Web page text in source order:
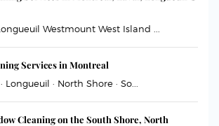
Westmount West Island ...
Services in Montreal
Longueuil · North Shore · So...
Cleaning on the South Shore, North